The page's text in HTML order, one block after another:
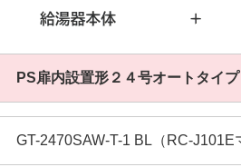
PS扉内設置形２４号オートタイプ
GT-2470SAW-T-1 BL（RC-